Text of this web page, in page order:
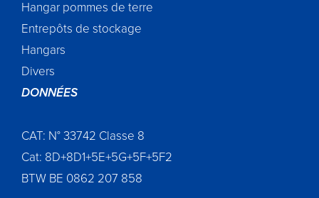
Hangar pommes de terre
Entrepôts de stockage
Hangars
Divers
DONNÉES
CAT: N° 33742 Classe 8
Cat: 8D+8D1+5E+5G+5F+5F2
BTW BE 0862 207 858